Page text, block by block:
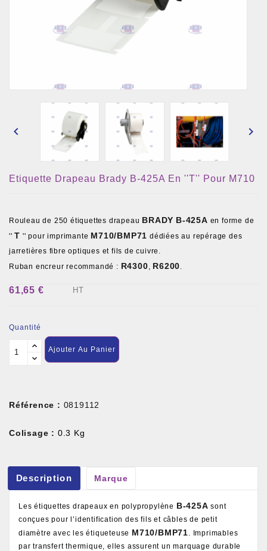
 
Etiquette Drapeau Brady B-425A En ''T'' Pour M710
Rouleau de 250 étiquettes drapeau BRADY B-425A en forme de
''T '' pour imprimante M710/BMP71 dédiées au repérage des
jarretières fibre optiques et fils de cuivre.
Ruban encreur recommandé : R4300, R6200.
61,65 € HT
Quantité
Ajouter Au Panier
Référence : 0819112
Colisage : 0.3 Kg
Description Marque
Les étiquettes drapeaux en polypropylène B-425A sont
conçues pour l’identification des fils et câbles de petit
diamètre avec les étiqueteuse M710/BMP71. Imprimables
par transfert thermique, elles assurent un marquage durable